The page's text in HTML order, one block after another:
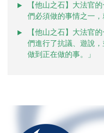
【他山之石】大法官
們必須做的事情之一，
【他山之石】大法官
們進行了抗議、遊說
做到正在做的事。」